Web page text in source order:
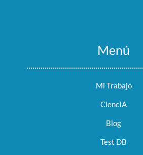
Menú
Mi Trabajo
CiencIA
Blog
Test DB